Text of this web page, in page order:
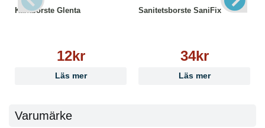
Kantborste Glenta
12kr
Läs mer
Sanitetsborste SaniFix
34kr
Läs mer
Varumärke